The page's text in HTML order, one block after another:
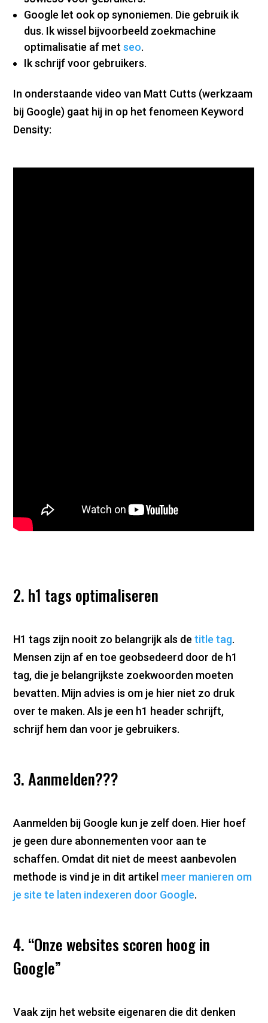
Google let ook op synoniemen. Die gebruik ik
dus. Ik wissel bijvoorbeeld zoekmachine
optimalisatie af metseo.
Ik schrijf voor gebruikers.
In onderstaande video van Matt Cutts (werkzaam
bij Google) gaat hij in op het fenomeen Keyword
Density:
2. h1 tags optimaliseren
H1 tags zijn nooit zo belangrijk als detitle tag.
Mensen zijn af en toe geobsedeerd door de h1
tag, die je belangrijkste zoekwoorden moeten
bevatten. Mijn advies is om je hier niet zo druk
over te maken. Als je een h1 header schrijft,
schrijf hem dan voor je gebruikers.
3. Aanmelden???
Aanmelden bij Google kun je zelf doen. Hier hoef
je geen dure abonnementen voor aan te
schaffen. Omdat dit niet de meest aanbevolen
methode is vind je in dit artikel meer manieren om
je site te laten indexeren door Google.
4. “Onze websites scoren hoog in
Google”
Vaak zijn het website eigenaren die dit denken